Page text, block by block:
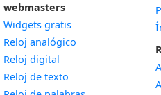
webmasters
Widgets gratis
Reloj analógico
Reloj digital
Reloj de texto